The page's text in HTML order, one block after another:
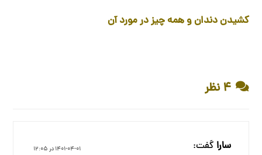
کشیدن دندان و همه چیز در مورد آن
۴ نظر
سارا گفت: ۱۴۰۱-۰۴-۰۱ در ۱۲:۰۵